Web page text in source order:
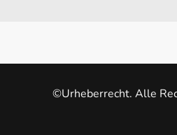
©Urheberrecht. Alle